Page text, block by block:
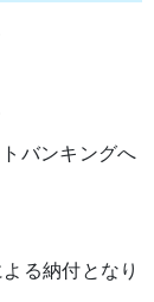
バンキングへ
る納付となり